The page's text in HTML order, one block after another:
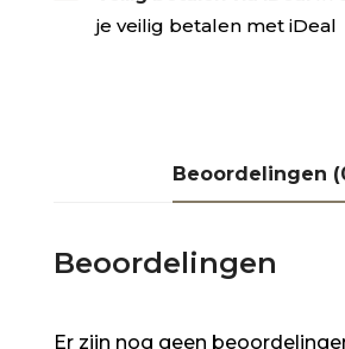
je veilig betalen met iDeal
Beoordelingen
Beoordelingen
Er zijn nog geen